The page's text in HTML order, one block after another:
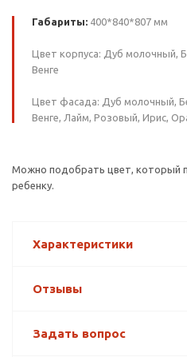
Габариты: 400*840*807 мм
Цвет корпуса: Дуб молочный,
Венге
Цвет фасада: Дуб молочный,
Венге, Лайм, Розовый, Ирис,
Можно подобрать цвет, который
ребенку.
Характеристики
Отзывы
Задать вопрос